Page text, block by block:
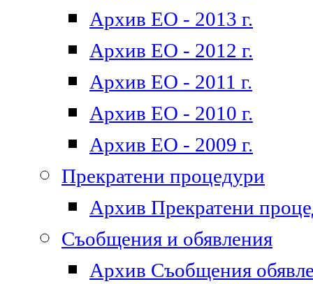
Архив ЕО - 2013 г.
Архив ЕО - 2012 г.
Архив ЕО - 2011 г.
Архив ЕО - 2010 г.
Архив ЕО - 2009 г.
Прекратени процедури
Архив Прекратени
Съобщения и обявления
Архив Съобщения